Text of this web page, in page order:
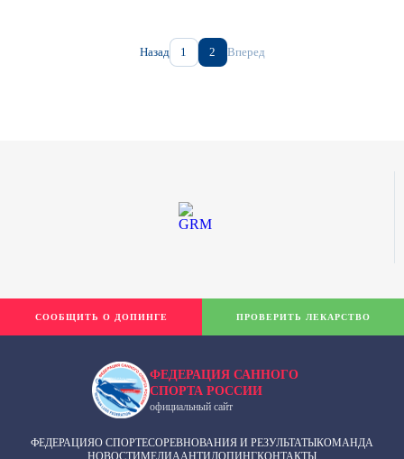
Назад 1 2 Вперед
ФЕДЕРАЦИЯ САННОГО
СПОРТА РОССИИ
официальный сайт
ФЕДЕРАЦИЯО СПОРТЕСОРЕВНОВАНИЯ И РЕЗУЛЬТАТЫКОМАНДА
СООБЩИТЬ О ДОПИНГЕ ПРОВЕРИТЬ ЛЕКАРСТВО